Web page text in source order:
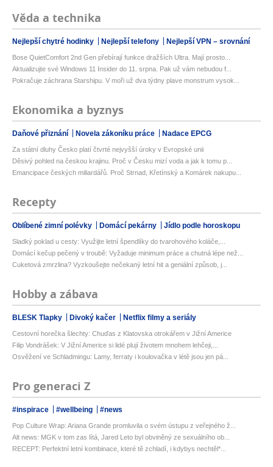
Věda a technika
Nejlepší chytré hodinky Nejlepší telefony Nejlepší VPN – srovnání
Bose QuietComfort 2nd Gen přebírají funkce dražších Ultra. Mají prosto...
Aktualizujte své Windows 11 Insider do 11. srpna. Pak už vám nebudou f...
Pokračuje záchrana Starshipu. V moři už dva týdny plave monstrum vysok...
Ekonomika a byznys
Daňové přiznání Novela zákoníku práce Nadace EPCG
Za státní dluhy Česko platí čtvrté nejvyšší úroky v Evropské unii
Děsivý pohled na českou krajinu. Proč v Česku mizí voda a jak k tomu p...
Emancipace českých miliardářů. Proč Strnad, Křetínský a Komárek nakupu...
Recepty
Oblíbené zimní polévky Domácí pekárny Jídlo podle horoskopu
Sladký poklad u cesty: Využijte letní špendlíky do tvarohového koláče,...
Domácí kečup pečený v troubě: Vyžaduje minimum práce a chutná lépe než...
Cuketová zmrzlina? Vyzkoušejte nečekaný letní hit a geniální způsob, j...
Hobby a zábava
BLESK Tlapky Divoký kačer Netflix filmy a seriály
Cestovní horečka šlechty: Chuďas z Klatovska otrokářem v Jižní Americe
Filip Vondrášek: V Jižní Americe si lidé plují životem mnohem lehčeji,...
Osvěžení ve Schladmingu: Lamy, ferraty i koulovačka v létě jsou jen pá...
Pro generaci Z
#inspirace #wellbeing #news
Pop Culture Wrap: Ariana Grande promluvila o svém ústupu z veřejného ž...
Alt news: MGK v tom zas lítá, Jared Leto byl obviněný ze sexuálního ob...
RECEPT: Perfektní letní kombinace, které tě zchladí, i kdybys nechtěl*...